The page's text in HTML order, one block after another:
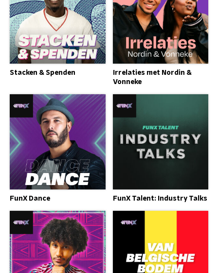
Stacken & Spenden
Irrelaties met Nordin &
Vonneke
FunX Dance FunX Talent: Industry Talks